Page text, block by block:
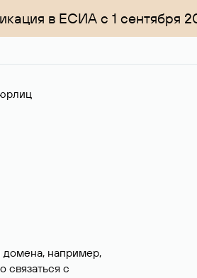
в ЕСИА с 1 сентября
например,
связаться с